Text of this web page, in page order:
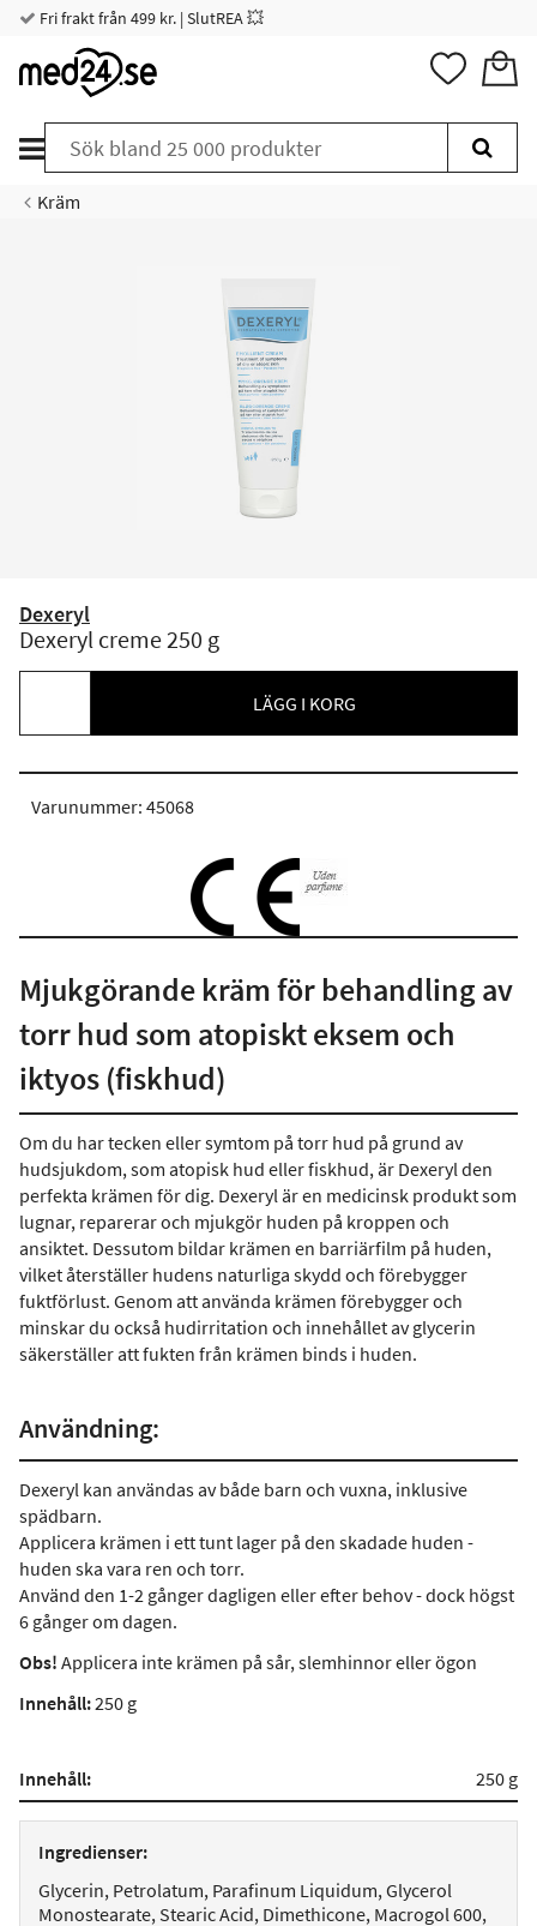
Fri frakt från 499 kr. | SlutREA 💥
Kräm
Dexeryl
Dexeryl creme 250 g
LÄGG I KORG
Varunummer: 45068
Mjukgörande kräm för behandling av
torr hud som atopiskt eksem och
iktyos (fiskhud)
Om du har tecken eller symtom på torr hud på grund av
hudsjukdom, som atopisk hud eller fiskhud, är Dexeryl den
perfekta krämen för dig. Dexeryl är en medicinsk produkt som
lugnar, reparerar och mjukgör huden på kroppen och
ansiktet. Dessutom bildar krämen en barriärfilm på huden,
vilket återställer hudens naturliga skydd och förebygger
fuktförlust. Genom att använda krämen förebygger och
minskar du också hudirritation och innehållet av glycerin
säkerställer att fukten från krämen binds i huden.
Användning:
Dexeryl kan användas av både barn och vuxna, inklusive
spädbarn.
Applicera krämen i ett tunt lager på den skadade huden -
huden ska vara ren och torr.
Använd den 1-2 gånger dagligen eller efter behov - dock högst
6 gånger om dagen.
Obs! Applicera inte krämen på sår, slemhinnor eller ögon
Innehåll:250 g
Innehåll: 250 g
Ingredienser:
Glycerin, Petrolatum, Parafinum Liquidum, Glycerol
Monostearate, Stearic Acid, Dimethicone, Macrogol 600,